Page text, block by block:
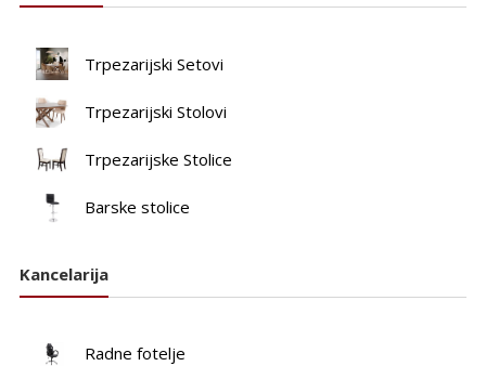
Trpezarijski Setovi
Trpezarijski Stolovi
Trpezarijske Stolice
Barske stolice
Kancelarija
Radne fotelje